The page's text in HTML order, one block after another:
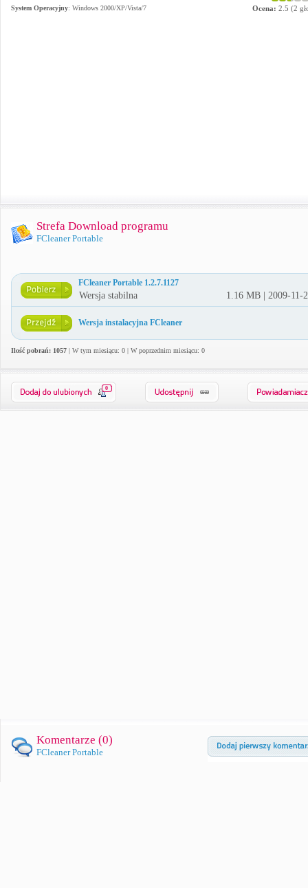
System Operacyjny: Windows 2000/XP/Vista/7 Ocena: 2.5 (2
Strefa Download programu
FCleaner Portable
FCleaner Portable 1.2.7.1127
Wersja stabilna 1.16 MB | 2009-11-
Wersja instalacyjna FCleaner
Ilość pobrań: 1057 | W tym miesiącu: 0 | W poprzednim miesiącu: 0
0
Komentarze (0)
FCleaner Portable